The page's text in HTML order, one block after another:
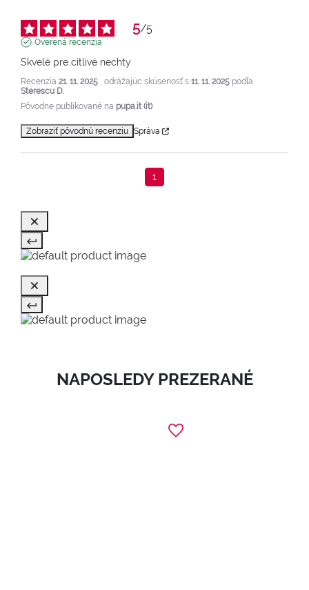
5/5
Overená recenzia
Skvelé pre citlivé nechty
Recenzia 21. 11. 2025 , odrážajúc skúsenosť s 11. 11. 2025 podľa
Sterescu D.
Pôvodne publikované na pupa.it (it)
Zobraziť pôvodnú recenziu Správa
1
NAPOSLEDY PREZERANÉ